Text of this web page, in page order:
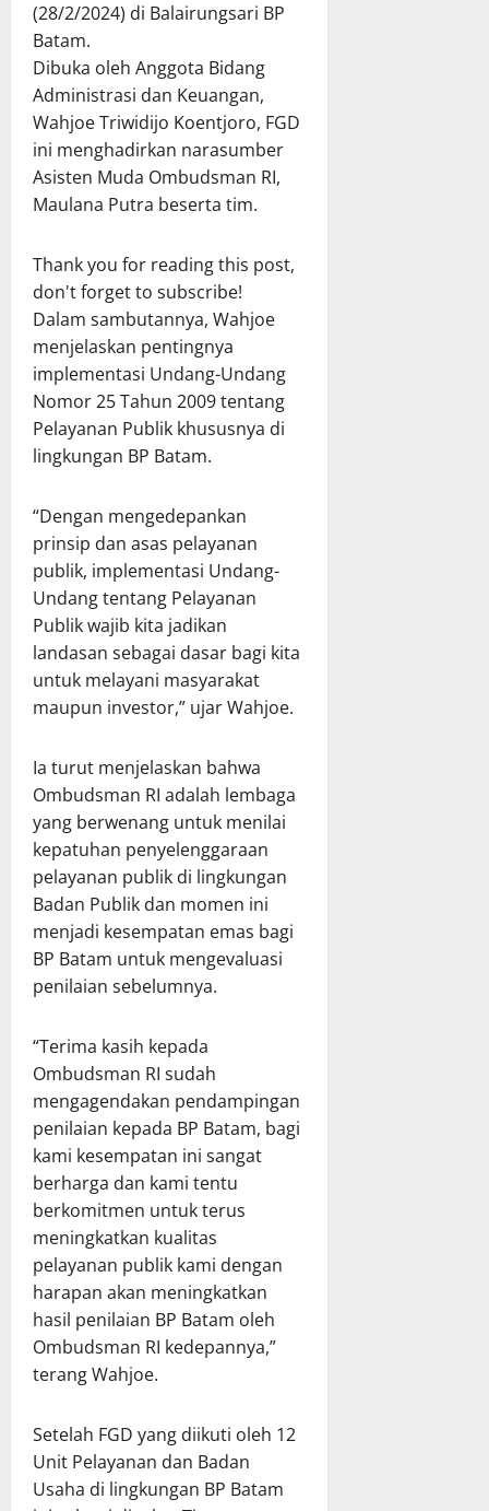
(28/2/2024) di Balairungsari BP
Batam.
Dibuka oleh Anggota Bidang
Administrasi dan Keuangan,
Wahjoe Triwidijo Koentjoro, FGD
ini menghadirkan narasumber
Asisten Muda Ombudsman RI,
Maulana Putra beserta tim.
Thank you for reading this post,
don't forget to subscribe!
Dalam sambutannya, Wahjoe
menjelaskan pentingnya
implementasi Undang-Undang
Nomor 25 Tahun 2009 tentang
Pelayanan Publik khususnya di
lingkungan BP Batam.
“Dengan mengedepankan
prinsip dan asas pelayanan
publik, implementasi Undang-
Undang tentang Pelayanan
Publik wajib kita jadikan
landasan sebagai dasar bagi kita
untuk melayani masyarakat
maupun investor,” ujar Wahjoe.
Ia turut menjelaskan bahwa
Ombudsman RI adalah lembaga
yang berwenang untuk menilai
kepatuhan penyelenggaraan
pelayanan publik di lingkungan
Badan Publik dan momen ini
menjadi kesempatan emas bagi
BP Batam untuk mengevaluasi
penilaian sebelumnya.
“Terima kasih kepada
Ombudsman RI sudah
mengagendakan pendampingan
penilaian kepada BP Batam, bagi
kami kesempatan ini sangat
berharga dan kami tentu
berkomitmen untuk terus
meningkatkan kualitas
pelayanan publik kami dengan
harapan akan meningkatkan
hasil penilaian BP Batam oleh
Ombudsman RI kedepannya,”
terang Wahjoe.
Setelah FGD yang diikuti oleh 12
Unit Pelayanan dan Badan
Usaha di lingkungan BP Batam